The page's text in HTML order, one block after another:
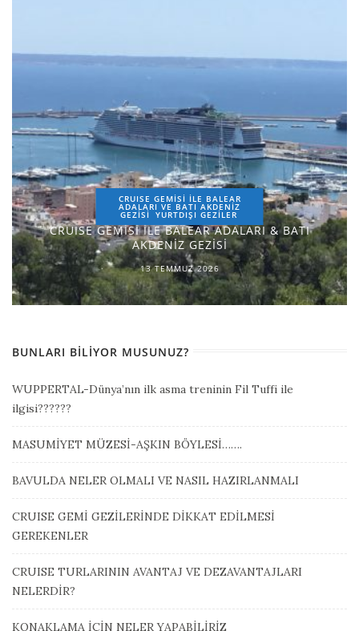
CRUISE GEMİSİ İLE BALEAR
ADALARI VE BATI AKDENİZ
GEZİSİ YURTDIŞI GEZILER
CRUISE GEMİSİ İLE BALEAR ADALARI & BATI
AKDENİZ GEZİSİ
13 TEMMUZ 2026
BUNLARI BILIYOR MUSUNUZ?
WUPPERTAL-Dünya’nın ilk asma treninin Fil Tuffi ile
ilgisi??????
MASUMİYET MÜZESİ-AŞKIN BÖYLESİ…….
BAVULDA NELER OLMALI VE NASIL HAZIRLANMALI
CRUISE GEMİ GEZİLERİNDE DİKKAT EDİLMESİ
GEREKENLER
CRUISE TURLARININ AVANTAJ VE DEZAVANTAJLARI
NELERDİR?
KONAKLAMA İÇİN NELER YAPABİLİRİZ